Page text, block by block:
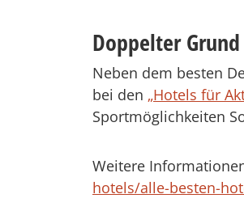
Doppelter
Neben dem besten
bei den „Hotels für
Sportmöglichkeiten
Weitere
hotels/alle-besten-